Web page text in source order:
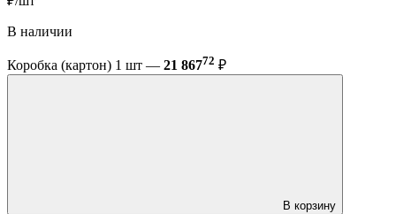
В наличии
Коробка (картон) 1 шт — 21 86772 ₽
В корзину